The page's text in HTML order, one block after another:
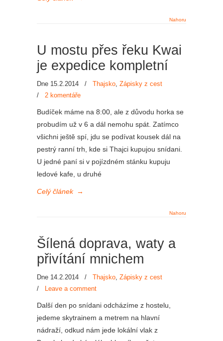
Nahoru
U mostu přes řeku Kwai
je expedice kompletní
Dne 15.2.2014 / Thajsko, Zápisky z cest
/ 2 komentáře
Budíček máme na 8:00, ale z důvodu horka se
probudím už v 6 a dál nemohu spát. Zatímco
všichni ještě spí, jdu se podívat kousek dál na
pestrý ranní trh, kde si Thajci kupujou snídani.
U jedné paní si v pojízdném stánku kupuju
ledové kafe, u druhé
Celý článek →
Nahoru
Šílená doprava, waty a
přivítání mnichem
Dne 14.2.2014 / Thajsko, Zápisky z cest
/
Leave a comment
Další den po snídani odcházíme z hostelu,
jedeme skytrainem a metrem na hlavní
nádraží, odkud nám jede lokální vlak z